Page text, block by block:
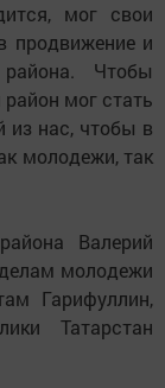
мог свои
продвижение и
района. Чтобы
мог стать
нас, чтобы в
молодежи, так
Валерий
молодежи
Гарифуллин,
Татарстан